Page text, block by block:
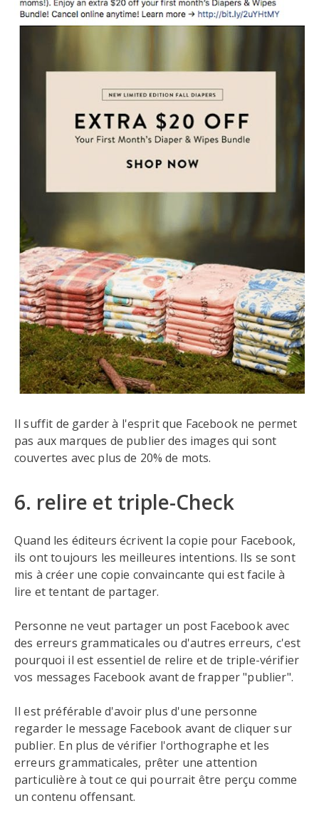
Il suffit de garder à l'esprit que Facebook ne permet
pas aux marques de publier des images qui sont
couvertes avec plus de 20% de mots.
6. relire et triple-Check
Quand les éditeurs écrivent la copie pour Facebook,
ils ont toujours les meilleures intentions. Ils se sont
mis à créer une copie convaincante qui est facile à
lire et tentant de partager.
Personne ne veut partager un post Facebook avec
des erreurs grammaticales ou d'autres erreurs, c'est
pourquoi il est essentiel de relire et de triple-vérifier
vos messages Facebook avant de frapper "publier".
Il est préférable d'avoir plus d'une personne
regarder le message Facebook avant de cliquer sur
publier. En plus de vérifier l'orthographe et les
erreurs grammaticales, prêter une attention
particulière à tout ce qui pourrait être perçu comme
un contenu offensant.